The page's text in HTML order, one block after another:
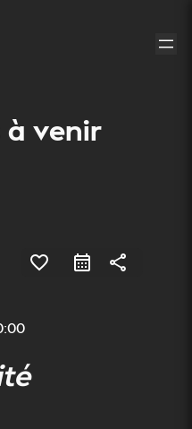
venir
favorite_border share